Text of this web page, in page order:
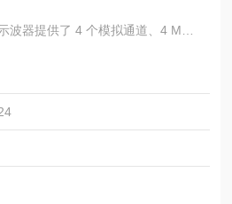
波器提供了 4 个模拟通道、4 Mpts
功能。